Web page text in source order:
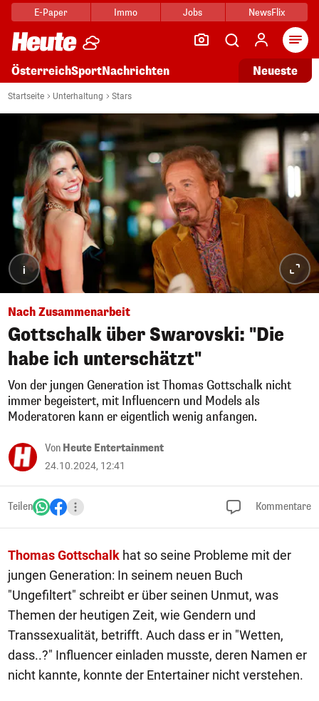
E-Paper Immo Jobs NewsFlix
ÖsterreichSportNachrichten Neueste
Startseite Unterhaltung Stars
i
Nach Zusammenarbeit
Gottschalk über Swarovski: "Die
habe ich unterschätzt"
Von der jungen Generation ist Thomas Gottschalk nicht
immer begeistert, mit Influencern und Models als
Moderatoren kann er eigentlich wenig anfangen.
Von Heute Entertainment
24.10.2024, 12:41
Teilen Kommentare
Thomas Gottschalk hat so seine Probleme mit der
jungen Generation: In seinem neuen Buch
"Ungefiltert" schreibt er über seinen Unmut, was
Themen der heutigen Zeit, wie Gendern und
Transsexualität, betrifft. Auch dass er in "Wetten,
dass..?" Influencer einladen musste, deren Namen er
nicht kannte, konnte der Entertainer nicht verstehen.